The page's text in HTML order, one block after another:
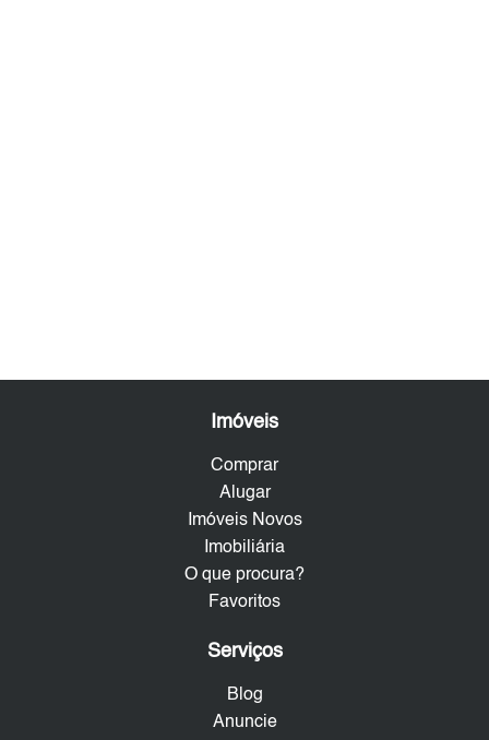
Imóveis
Comprar
Alugar
Imóveis Novos
Imobiliária
O que procura?
Favoritos
Serviços
Blog
Anuncie